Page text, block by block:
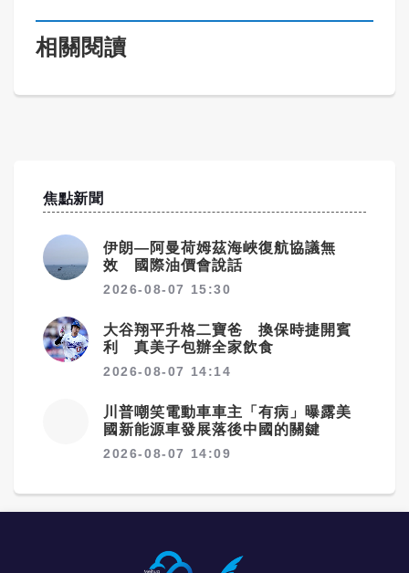
相關閱讀
焦點新聞
伊朗—阿曼荷姆茲海峽復航協議無
效 國際油價會說話
2026-08-07 15:30
大谷翔平升格二寶爸 換保時捷開賓
利 真美子包辦全家飲食
2026-08-07 14:14
川普嘲笑電動車車主「有病」曝露美
國新能源車發展落後中國的關鍵
2026-08-07 14:09